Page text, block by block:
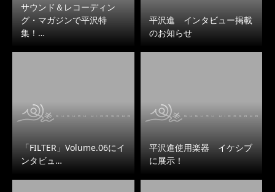
サウンド＆レコーディン
グ・マガジンで平沢特
集！…
平沢進 インタビュー掲載
のお知らせ
「FILTER」Volume.06にイ
ンタビュ…
平沢進使用楽器 イケシブ
に展示！